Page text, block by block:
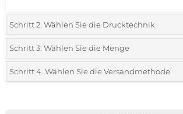
Schritt 2. Wählen Sie die Drucktechnik
*Wählen Sie die Druck- und Farbtechniken für Ihr
1 Farbig (Auf einer Seite)
Schritt 3. Wählen Sie die Menge
*Bitte wählen Sie Ihre gewünschte Menge
Schritt 4. Wählen Sie die Versandmethode